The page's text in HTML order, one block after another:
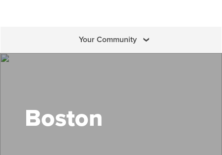
Your Community
Boston